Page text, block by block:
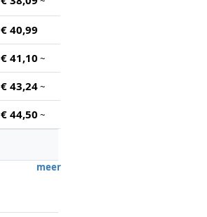
€ 40,99
€ 41,10 ~
€ 43,24~
€ 44,50 ~
meer